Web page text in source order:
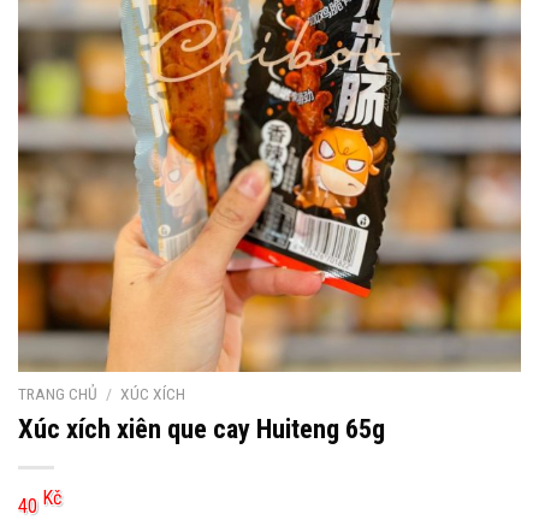
TRANG CHỦ / XÚC XÍCH
Xúc xích xiên que cay Huiteng 65g
40 Kč